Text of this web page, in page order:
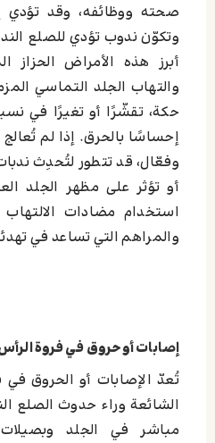
صحته ووظائفه، وقد تؤدي
وتكوّن ندوب تؤدي للصلع
أبرز هذه الأمراض الحزاز
والتهاب الجلد التماسي
حكة، تقشّرًا أو تغيرًا في
إحساسًا بالحرق. إذا لم
وفعّال، قد تتطور لتُحدِث
أو تؤثر على مظهر الجلد
استخدام مضادات
والمراهم التي تساعد في
إصابات أو حروق في فروة
تُعدّ الإصابات أو الحروق
الشائعة وراء حدوث الصلع
مباشر في الجلد